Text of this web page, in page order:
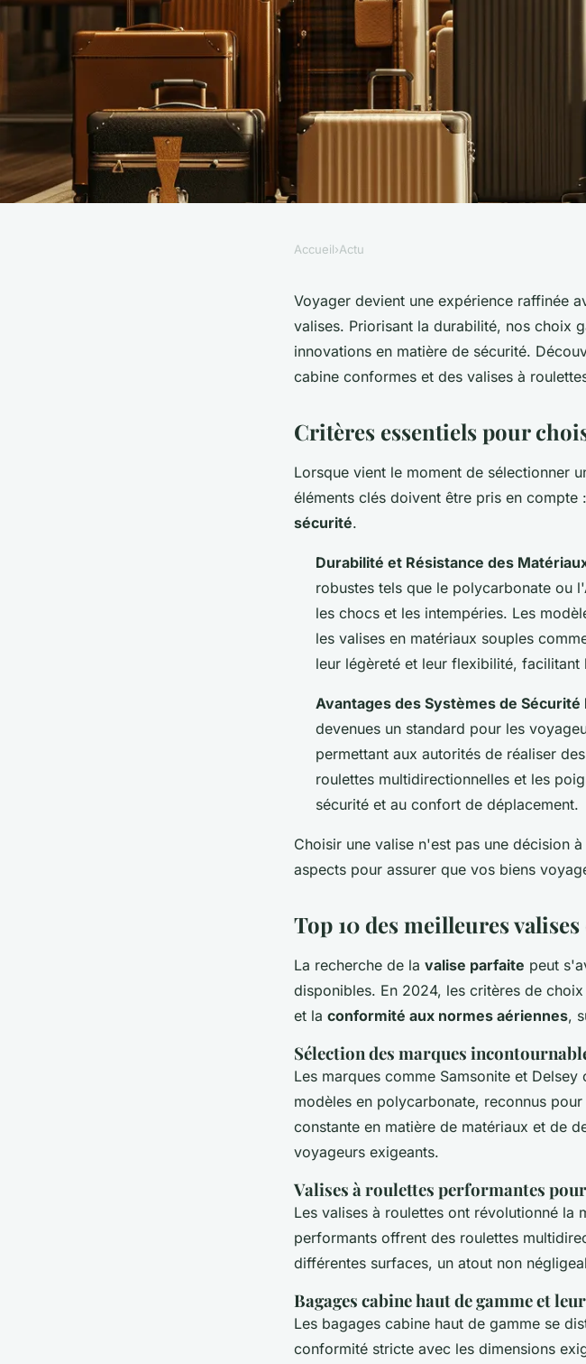
Top 10 valises voyages 2024 :
choisissez la qualité
Accueil›Actu
Voyager devient une expérience raffinée
valises. Priorisant la durabilité, nos choix
innovations en matière de sécurité.
cabine conformes et des valises à
Critères essentiels pour
Lorsque vient le moment de sélectionner
éléments clés doivent être pris en compte
sécurité.
Durabilité et Résistance des
robustes tels que le polycarbonate ou
les chocs et les intempéries. Les
les valises en matériaux souples
leur légèreté et leur flexibilité, facilitant
Avantages des Systèmes de
devenues un standard pour les
permettant aux autorités de réaliser
roulettes multidirectionnelles et les
sécurité et au confort de déplacement.
Choisir une valise n'est pas une décision
aspects pour assurer que vos biens
Top 10 des meilleures
La recherche de la valise parfaite peut
disponibles. En 2024, les critères de
et la conformité aux normes aériennes,
Sélection des marques
Les marques comme Samsonite et
modèles en polycarbonate, reconnus pour
constante en matière de matériaux et de
voyageurs exigeants.
Valises à roulettes performantes
Les valises à roulettes ont révolutionné la
performants offrent des roulettes
différentes surfaces, un atout non
Bagages cabine haut de gamme et
Les bagages cabine haut de gamme se
conformité stricte avec les dimensions